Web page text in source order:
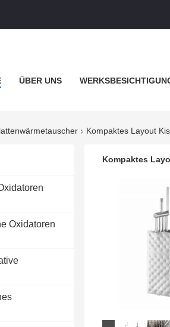
ÜBER UNS
Kompaktes Layout
Oxidatoren
Kompaktes